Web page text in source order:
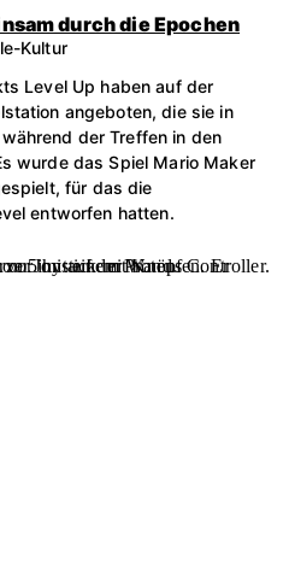
durch die Epochen
Kultur
Level Up haben auf der
angeboten, die sie in
der Treffen in den
wurde das Spiel Mario Maker
für das die
entworfen hatten.